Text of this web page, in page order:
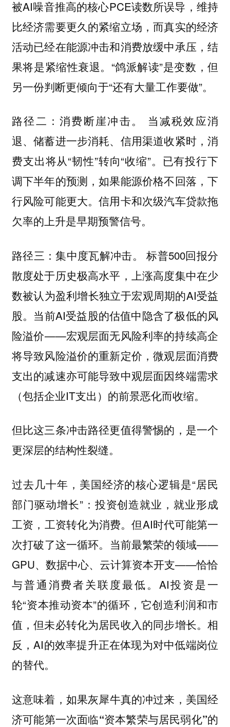
被AI噪音推高的核心PCE读数所误导，维持
比经济需要更久的紧缩立场，而真实的经济
活动已经在能源冲击和消费放缓中承压，结
果将是紧缩性衰退。“鸽派解读”是变数，但
另一份判断更倾向于“还有大量工作要做”。
路径二：消费断崖冲击。 当减税效应消
退、储蓄进一步消耗、信用渠道收紧时，消
费支出将从“韧性”转向“收缩”。已有投行下
调下半年的预测，如果能源价格不回落，下
行风险可能更大。信用卡和次级汽车贷款拖
欠率的上升是早期预警信号。
路径三：集中度瓦解冲击。标普500回报分
散度处于历史极高水平，上涨高度集中在少
数被认为盈利增长独立于宏观周期的AI受益
股。当前AI受益股的估值中隐含了极低的风
险溢价——宏观层面无风险利率的持续高企
将导致风险溢价的重新定价，微观层面消费
支出的减速亦可能导致中观层面因终端需求
（包括企业IT支出）的前景恶化而收缩。
但比这三条冲击路径更值得警惕的，是一个
更深层的结构性裂缝。
过去几十年，美国经济的核心逻辑是“居民
部门驱动增长”：投资创造就业，就业形成
工资，工资转化为消费。但AI时代可能第一
次打破了这一循环。当前最繁荣的领域——
GPU、数据中心、云计算资本开支——恰恰
与普通消费者关联度最低。AI投资是一
轮“资本推动资本”的循环，它创造利润和市
值，但未必转化为居民收入的同步增长。相
反，AI的效率提升正在体现为对中低端岗位
的替代。
这意味着， 如果灰犀牛真的冲过来，美国经
济可能第一次面临“资本繁荣与居民弱化”的